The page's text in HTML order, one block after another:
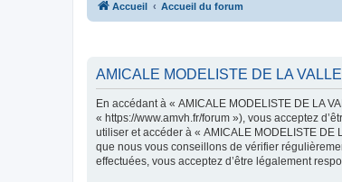
Accueil Accueil du forum
AMICALE MODELISTE DE LA
En accédant à « AMICALE MODELISTE DE LA
« https://www.amvh.fr/forum »), vous acceptez
utiliser et accéder à « AMICALE MODELISTE
que nous vous conseillons de vérifier
effectuées, vous acceptez d’être légalement